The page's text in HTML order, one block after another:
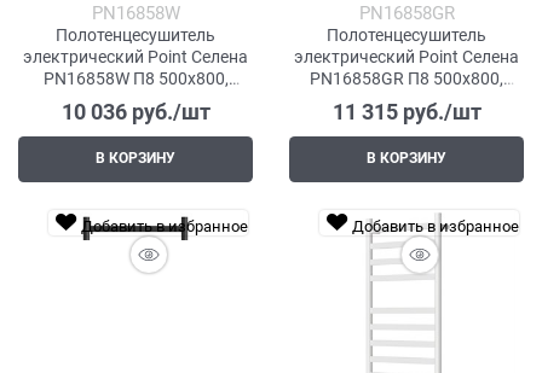
PN16858W
Полотенцесушитель
электрический Point Селена
PN16858W П8 500x800,
диммер справа, белый
10 036 руб./шт
В КОРЗИНУ
PN16858GR
Полотенцесушитель
электрический Point Селена
PN16858GR П8 500x800,
диммер справа, графит
премиум
11 315 руб./шт
В КОРЗИНУ
Добавить в избранное Добавить в избранное